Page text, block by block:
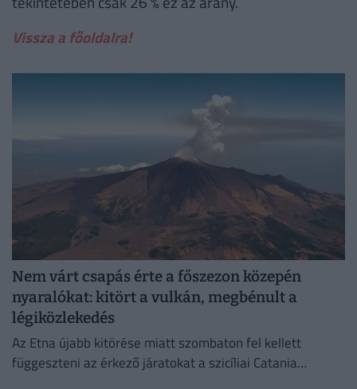
Vissza a főoldalra!
Nem várt csapás érte a főszezon közepén
nyaralókat: kitört a vulkán, megbénult a
légiközlekedés
Az Etna újabb kitörése miatt szombaton fel kellett
függeszteni az érkező járatokat a szicíliai Catania